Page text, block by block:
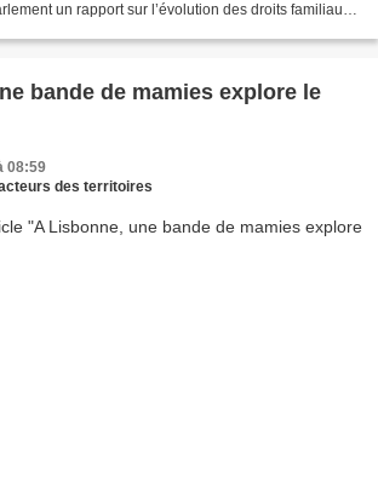
un rapport sur l’évolution des droits familiaux
bande de mamies explore le
08:59
des territoires